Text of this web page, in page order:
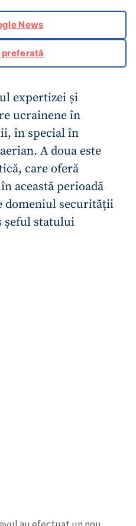
News
preferată
expertizei și
ucrainene în
în special în
A doua este
care oferă
această perioadă
domeniul securității
șeful statului